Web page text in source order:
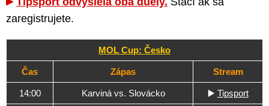
zaregistrujete.
MOL Cup: Česko
Čas Zápas Stream
14:00 Karviná vs. Slovácko ▶️ Tipsport